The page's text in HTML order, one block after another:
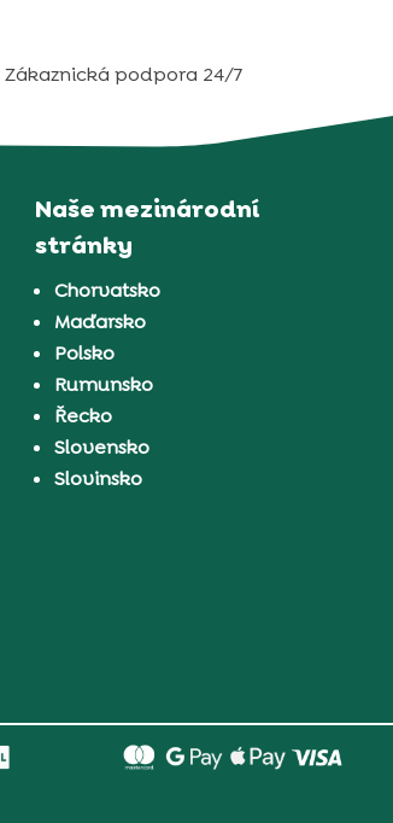
Zákaznická podpora 24/7
Naše mezinárodní
stránky
Chorvatsko
Maďarsko
Polsko
Rumunsko
Řecko
Slovensko
Slovinsko